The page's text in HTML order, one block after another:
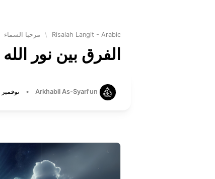
Risalah Langit - Arabic
\ مرحبا السماء
الفرق بين نور
Arkhabil As-Syari'un
• نوفمبر 28, 2024